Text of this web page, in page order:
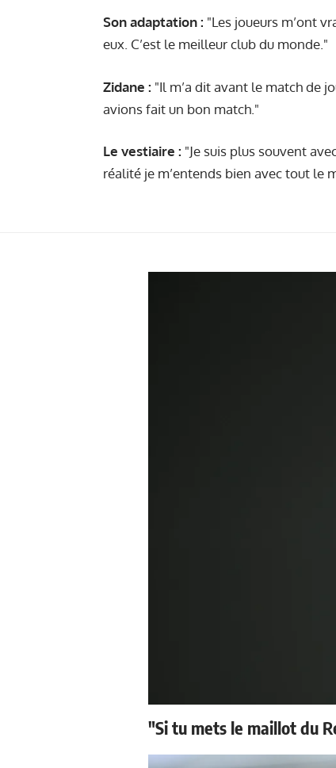
Son adaptation : "Les joueurs m’ont
eux. C’est le meilleur club du monde."
Zidane : "Il m’a dit avant le match de
avions fait un bon match."
Le vestiaire : "Je suis plus souvent
réalité je m’entends bien avec tout le
"Si tu mets le maillot du